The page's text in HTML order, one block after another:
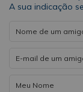
A sua indicação